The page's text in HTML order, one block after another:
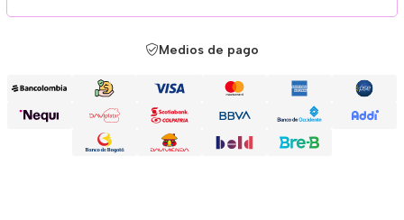
Medios de pago